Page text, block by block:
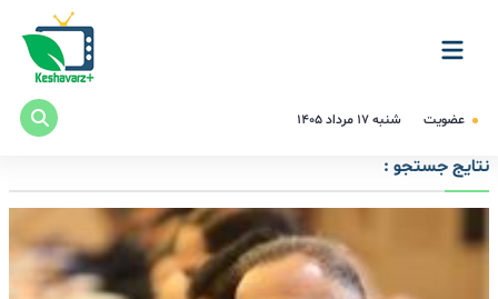
عضویت شنبه ۱۷ مرداد ۱۴۰۵
نتایج جستجو :